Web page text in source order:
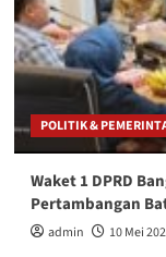
POLITIK &
Waket 1 DPRD
Pertambangan
admin 10 Mei